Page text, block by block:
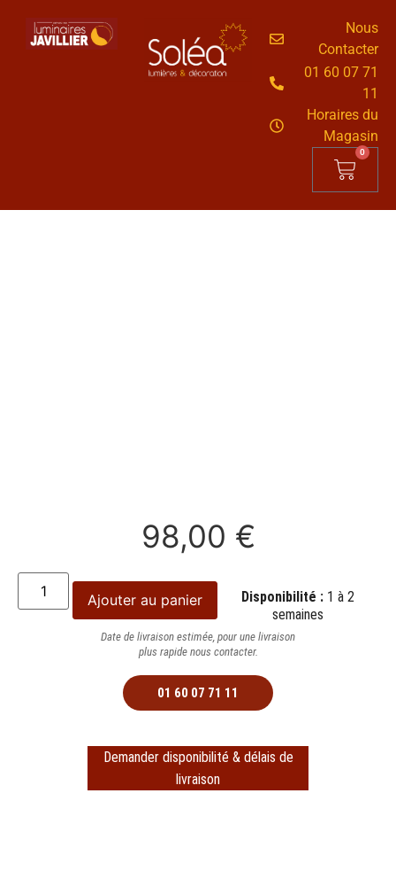
Nous
Contacter
01 60 07 71
11
Horaires du
Magasin
0
98,00 €
Ajouter au panier Disponibilité : 1 à 2
semaines
Date de livraison estimée, pour une livraison
plus rapide nous contacter.
01 60 07 71 11
Demander disponibilité & délais de
livraison